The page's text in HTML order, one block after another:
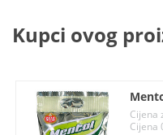
Kupci ovog
Cijena
Cijena